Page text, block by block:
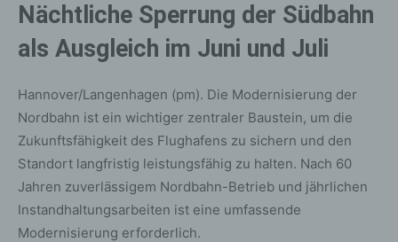
Nächtliche Sperrung der Südbahn
als Ausgleich im Juni und Juli
Hannover/Langenhagen (pm). Die Modernisierung der
Nordbahn ist ein wichtiger zentraler Baustein, um die
Zukunftsfähigkeit des Flughafens zu sichern und den
Standort langfristig leistungsfähig zu halten. Nach 60
Jahren zuverlässigem Nordbahn-Betrieb und jährlichen
Instandhaltungsarbeiten ist eine umfassende
Modernisierung erforderlich.